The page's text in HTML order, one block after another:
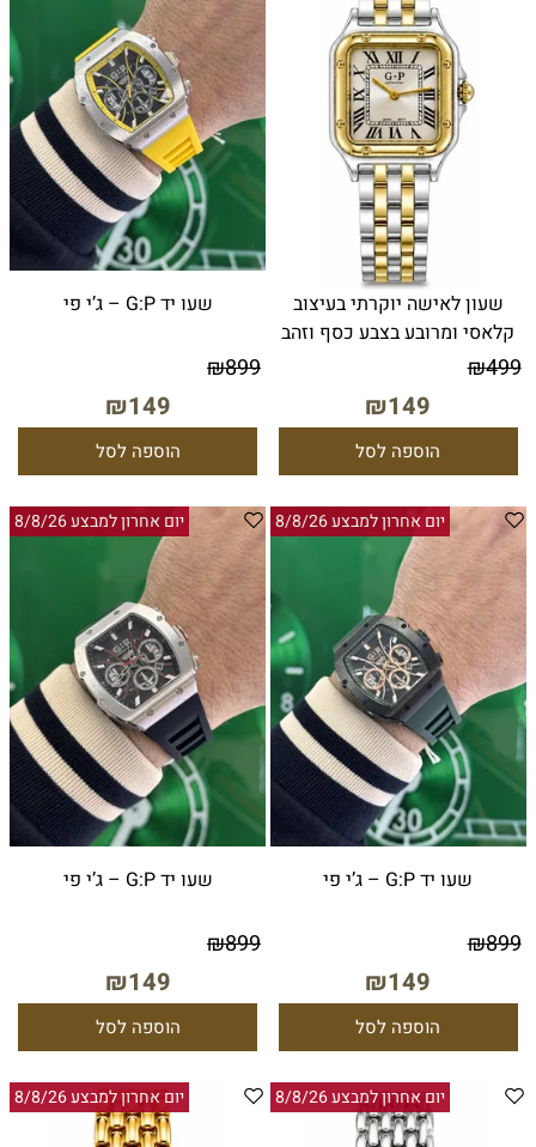
שעון לאישה יוקרתי בעיצוב
קלאסי ומרובע בצבע כסף וזהב
₪499
₪149
הוספה לסל
שעו יד G:P – ג’י פי
₪899
₪149
הוספה לסל
יום אחרון למבצע 8/8/26
שעו יד G:P – ג’י פי
₪899
₪149
הוספה לסל
יום אחרון למבצע 8/8/26
שעו יד G:P – ג’י פי
₪899
₪149
הוספה לסל
יום אחרון למבצע 8/8/26 יום אחרון למבצע 8/8/26